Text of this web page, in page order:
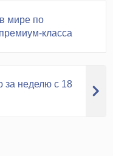
мире по
класса
за неделю с 18